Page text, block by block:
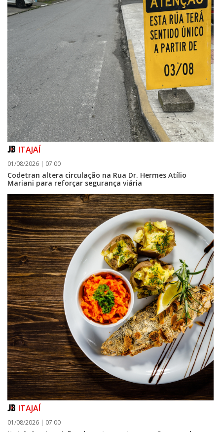
ITAJAÍ
01/08/2026 | 07:00
Codetran altera circulação na Rua Dr. Hermes Atílio
Mariani para reforçar segurança viária
ITAJAÍ
01/08/2026 | 07:00